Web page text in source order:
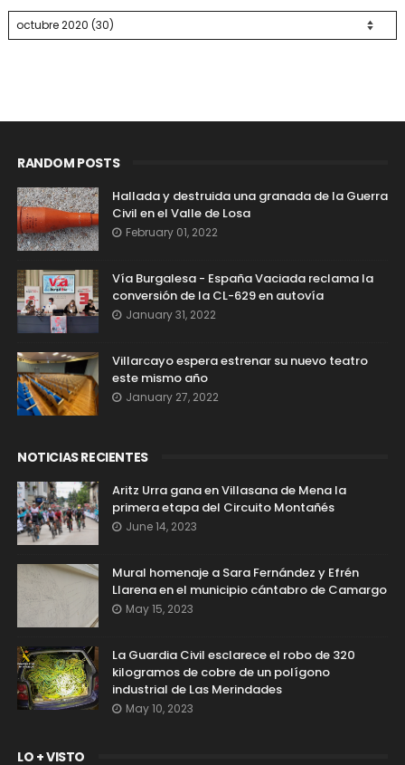
RANDOM POSTS
Hallada y destruida una granada de la Guerra
Civil en el Valle de Losa
February 01, 2022
Vía Burgalesa - España Vaciada reclama la
conversión de la CL-629 en autovía
January 31, 2022
Villarcayo espera estrenar su nuevo teatro
este mismo año
January 27, 2022
NOTICIAS RECIENTES
Aritz Urra gana en Villasana de Mena la
primera etapa del Circuito Montañés
June 14, 2023
Mural homenaje a Sara Fernández y Efrén
Llarena en el municipio cántabro de Camargo
May 15, 2023
La Guardia Civil esclarece el robo de 320
kilogramos de cobre de un polígono
industrial de Las Merindades
May 10, 2023
LO + VISTO